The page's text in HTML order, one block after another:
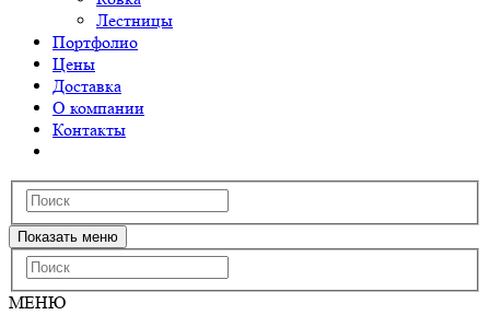
Лестницы
Портфолио
Цены
Доставка
О компании
Контакты
Показать меню
МЕНЮ